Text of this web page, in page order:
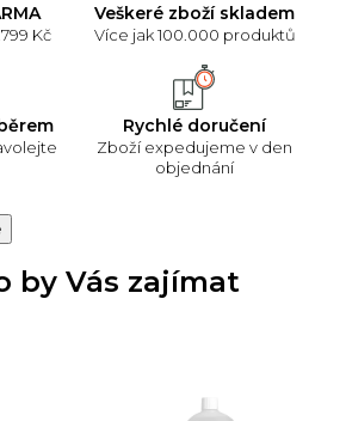
Kč
Veškeré zboží skladem
Více jak 100.000 produktů
Rychlé doručení
Zboží expedujeme v den
objednání
by Vás zajímat